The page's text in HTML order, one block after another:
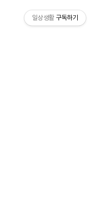
일상생활 구독하기